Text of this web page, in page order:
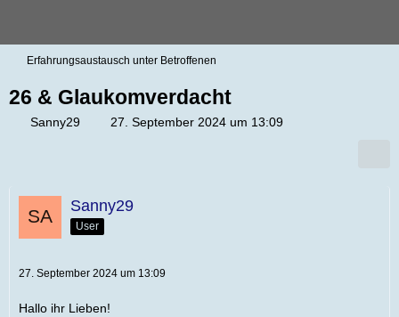
Erfahrungsaustausch unter Betroffenen
26 & Glaukomverdacht
Sanny29 27. September 2024 um 13:09
Sanny29
User
27. September 2024 um 13:09
Hallo ihr Lieben!